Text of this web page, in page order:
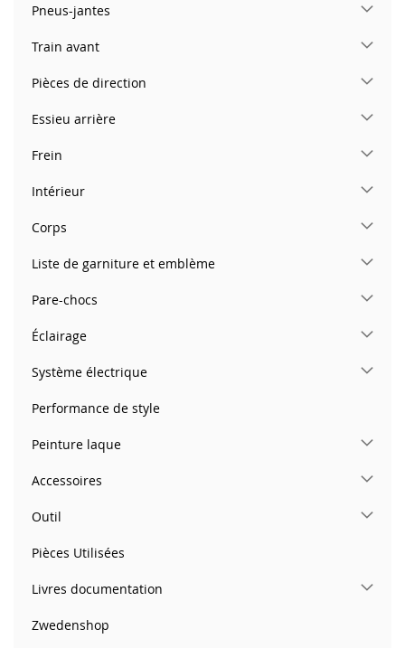
Pneus-jantes
Train avant
Pièces de direction
Essieu arrière
Frein
Intérieur
Corps
Liste de garniture et emblème
Pare-chocs
Éclairage
Système électrique
Performance de style
Peinture laque
Accessoires
Outil
Pièces Utilisées
Livres documentation
Zwedenshop